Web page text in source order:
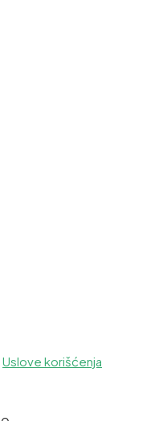
Uslove korišćenja